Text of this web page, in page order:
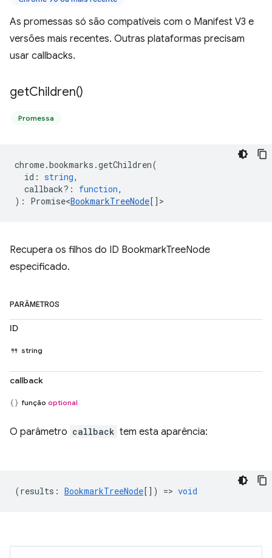
As promessas só são compatíveis com o Manifest V3 e
versões mais recentes. Outras plataformas precisam
usar callbacks.
getChildren()
Promessa
chrome.bookmarks .getChildren(
id : string,
callback? : function,
) : Promise<BookmarkTreeNode[] >
Recupera os filhos do ID BookmarkTreeNode
especificado.
PARÂMETROS
ID
string
callback
função optional
O parâmetro callback tem esta aparência:
(results : BookmarkTreeNode[]) => void